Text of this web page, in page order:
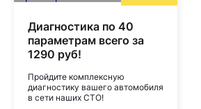
Диагностика по 40
параметрам всего за
1290 руб!
Пройдите комплексную
диагностику вашего автомобиля
в сети наших СТО!